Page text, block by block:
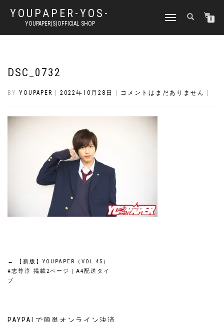
YOUPAPER-YOS-
YOUPAPER(S)OFFICIAL SHOP
ナ
ゲ
り
0
DSC_0732
BY YOUPAPER 2022年10月28日 コメントはまだありません
投
稿
←
【新版】YOUPAPER（VOL.45）
#志尊淳 掲載2ページ｜A4配送タイ
プ
PAYPALで簡単オンライン決済